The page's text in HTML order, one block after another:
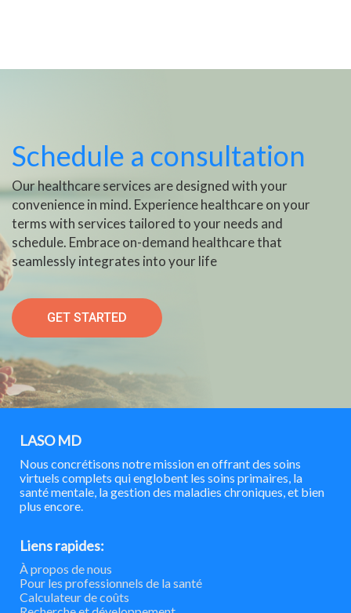
Schedule a consultation
Our healthcare services are designed with your
convenience in mind. Experience healthcare on your
terms with services tailored to your needs and
schedule. Embrace on-demand healthcare that
seamlessly integrates into your life
GET STARTED
LASO MD
Nous concrétisons notre mission en offrant des soins
virtuels complets qui englobent les soins primaires, la
santé mentale, la gestion des maladies chroniques, et bien
plus encore.
Liens rapides:
À propos de nous
Pour les professionnels de la santé
Calculateur de coûts